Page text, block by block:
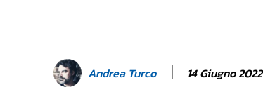
Andrea Turco 14 Giugno 2022